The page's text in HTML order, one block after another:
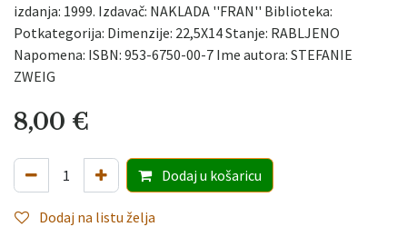
izdanja: 1999. Izdavač: NAKLADA ''FRAN'' Biblioteka:
Potkategorija: Dimenzije: 22,5X14 Stanje: RABLJENO
Napomena: ISBN: 953-6750-00-7 Ime autora: STEFANIE
ZWEIG
8,00 €
Dodaju košaricu
Dodaj na listu želja